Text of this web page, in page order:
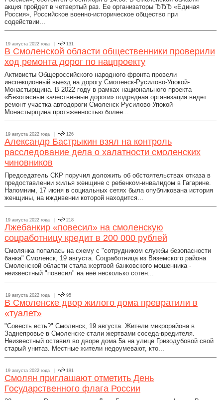
акция пройдет в четвертый раз. Ее организаторы ЂЂЂ «Единая
Россия», Российское военно-историческое общество при
содействии...
19 августа 2022 года | 131
В Смоленской области общественники проверили
ход ремонта дорог по нацпроекту
Активисты Общероссийского народного фронта провели
инспекционный выезд на дорогу Смоленск-Русилово-Упокой-
Монастырщина. В 2022 году в рамках национального проекта
«Безопасные качественные дороги» подрядная организация ведет
ремонт участка автодороги Смоленск-Русилово-Упокой-
Монастырщина протяженностью более...
19 августа 2022 года | 126
Александр Бастрыкин взял на контроль
расследование дела о халатности смоленских
чиновников
Председатель СКР поручил доложить об обстоятельствах отказа в
предоставлении жилья женщине с ребенком-инвалидом в Гагарине.
Напомним, 17 июня в социальных сетях была опубликована история
женщины, на иждивении которой находится...
19 августа 2022 года | 218
Лжебанкир «повесил» на смоленскую
соцработницу кредит в 200 000 рублей
Смолянка попалась на схему с "сотрудником службы безопасности
банка" Смоленск, 19 августа. Соцработница из Вяземского района
Смоленской области стала жертвой банковского мошенника -
неизвестный "повесил" на неё несколько сотен...
19 августа 2022 года | 95
В Смоленске двор жилого дома превратили в
«туалет»
"Совесть есть?" Смоленск, 19 августа. Жители микрорайона в
Заднепровье в Смоленске стали жертвами соседа-вредителя.
Неизвестный оставил во дворе дома 5а на улице Гризодубовой свой
старый унитаз. Местные жители недоумевают, кто...
19 августа 2022 года | 191
Смолян приглашают отметить День
Государственного флага России